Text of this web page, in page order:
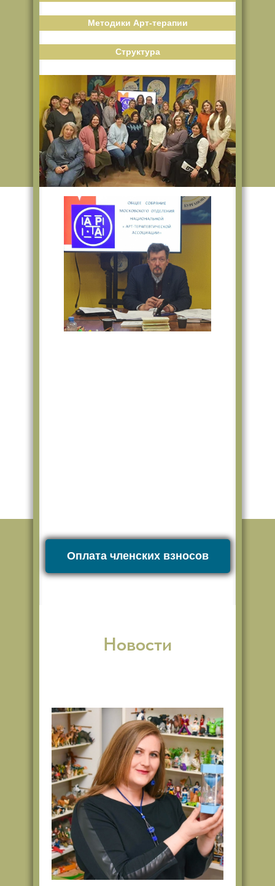
Методики Арт-терапии
Структура
Оплата членских взносов